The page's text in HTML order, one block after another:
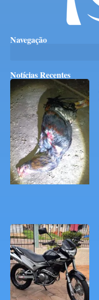
Navegação
Notícias Recentes